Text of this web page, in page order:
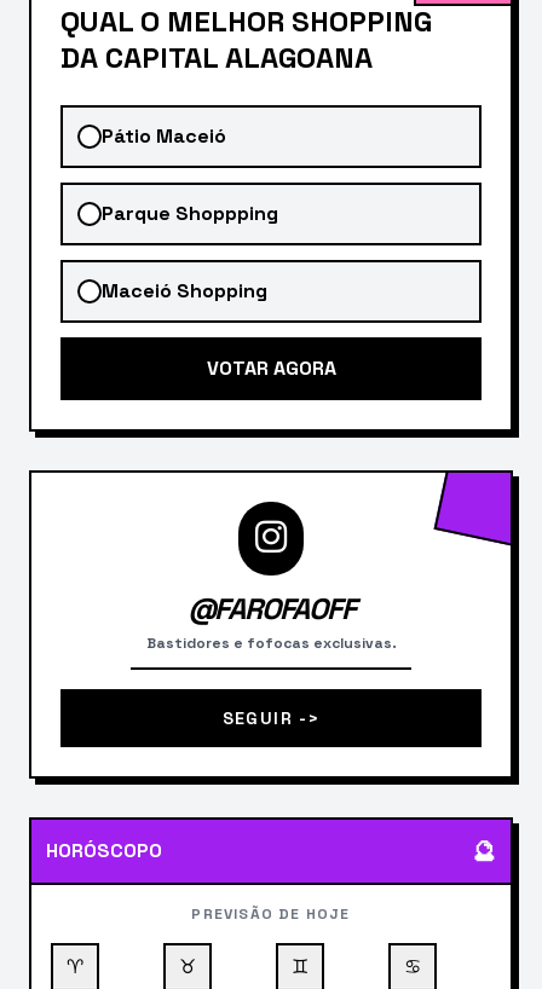
QUAL O MELHOR SHOPPING
DA CAPITAL ALAGOANA
Pátio Maceió
Parque Shoppping
Maceió Shopping
VOTAR AGORA
@FAROFAOFF
Bastidores e fofocas exclusivas.
SEGUIR ->
HORÓSCOPO 🔮
PREVISÃO DE HOJE
♈ ♉ ♊ ♋